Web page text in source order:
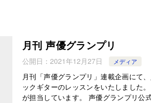
月刊 声優グランプリ
公開日： 2021年12月27日 メディア
月刊「声優グランプリ」連載企画にて
ックギターのレッスンをいたしました
が担当しています。 声優グランプリ